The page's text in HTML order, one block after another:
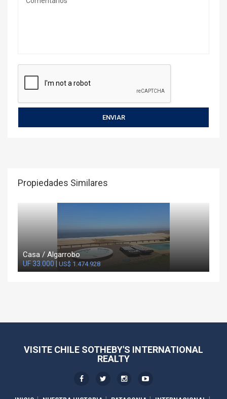
Propiedades Similares
Casa / Algarrobo
UF 33.000 | US$ 1.474.928
VISITE CHILE SOTHEBY'S INTERNATIONAL
REALTY